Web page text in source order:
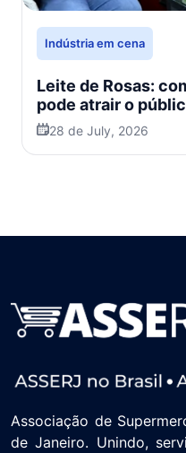
Indústria em cena
Leite de Rosas:
pode atrair o
28 de July, 2026
Associação de
de Janeiro. Unindo,